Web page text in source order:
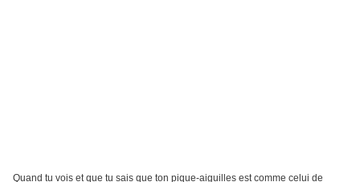
Quand tu vois et que tu sais que ton pique-aiguilles est comme celui de